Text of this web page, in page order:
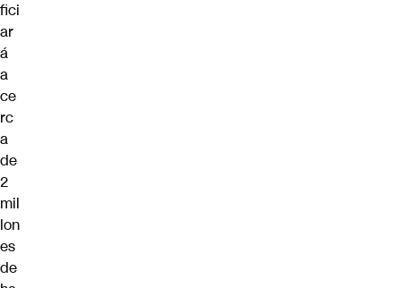
fici
ar
á
a
ce
rc
a
de
2
mil
lon
es
de